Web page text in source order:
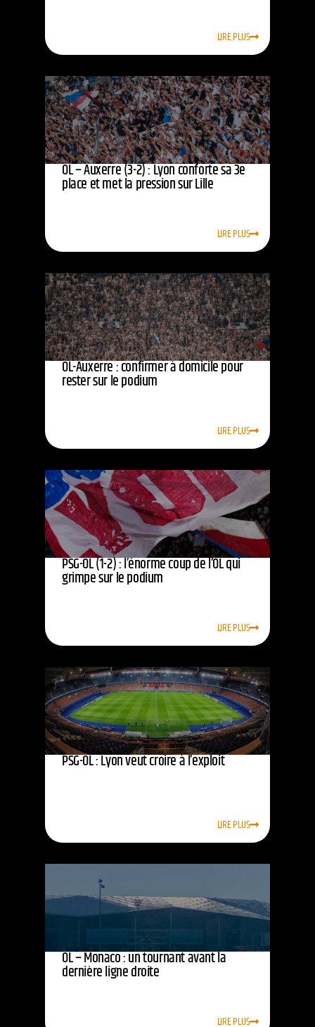
LIRE PLUS
OL – Auxerre (3-2) : Lyon conforte sa 3e
place et met la pression sur Lille
LIRE PLUS
OL-Auxerre : confirmer à domicile pour
rester sur le podium
LIRE PLUS
PSG-OL (1-2) : l’énorme coup de l’OL qui
grimpe sur le podium
LIRE PLUS
PSG-OL : Lyon veut croire à l’exploit
LIRE PLUS
OL – Monaco : un tournant avant la
dernière ligne droite
LIRE PLUS